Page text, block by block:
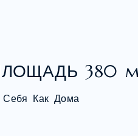
380
Себя Как Дома